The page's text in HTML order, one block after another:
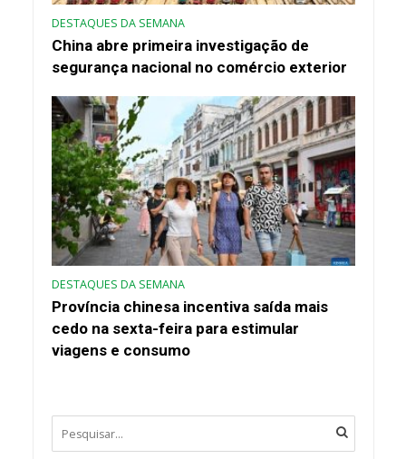
DESTAQUES DA SEMANA
China abre primeira investigação de
segurança nacional no comércio exterior
DESTAQUES DA SEMANA
Província chinesa incentiva saída mais
cedo na sexta-feira para estimular
viagens e consumo